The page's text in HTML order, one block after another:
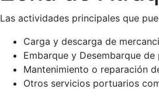
Las actividades principales que
Carga y descarga de
Embarque y Desembarque de
Mantenimiento o reparación
Otros servicios portuarios